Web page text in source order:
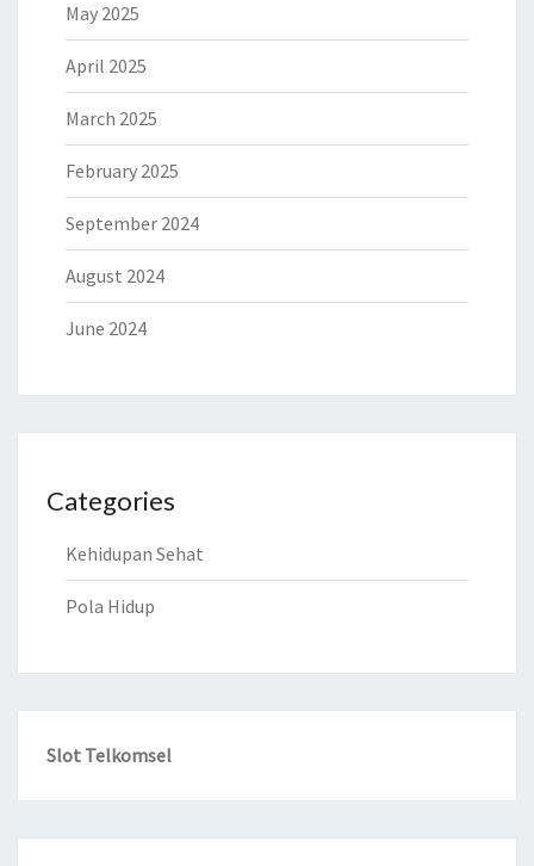
May 2025
April 2025
March 2025
February 2025
September 2024
August 2024
June 2024
Categories
Kehidupan Sehat
Pola Hidup
Slot Telkomsel